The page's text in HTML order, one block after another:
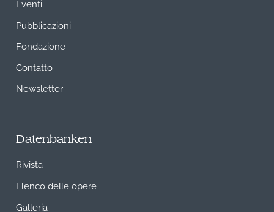
Eventi
Pubblicazioni
Fondazione
Contatto
Newsletter
Datenbanken
Rivista
Elenco delle opere
Galleria